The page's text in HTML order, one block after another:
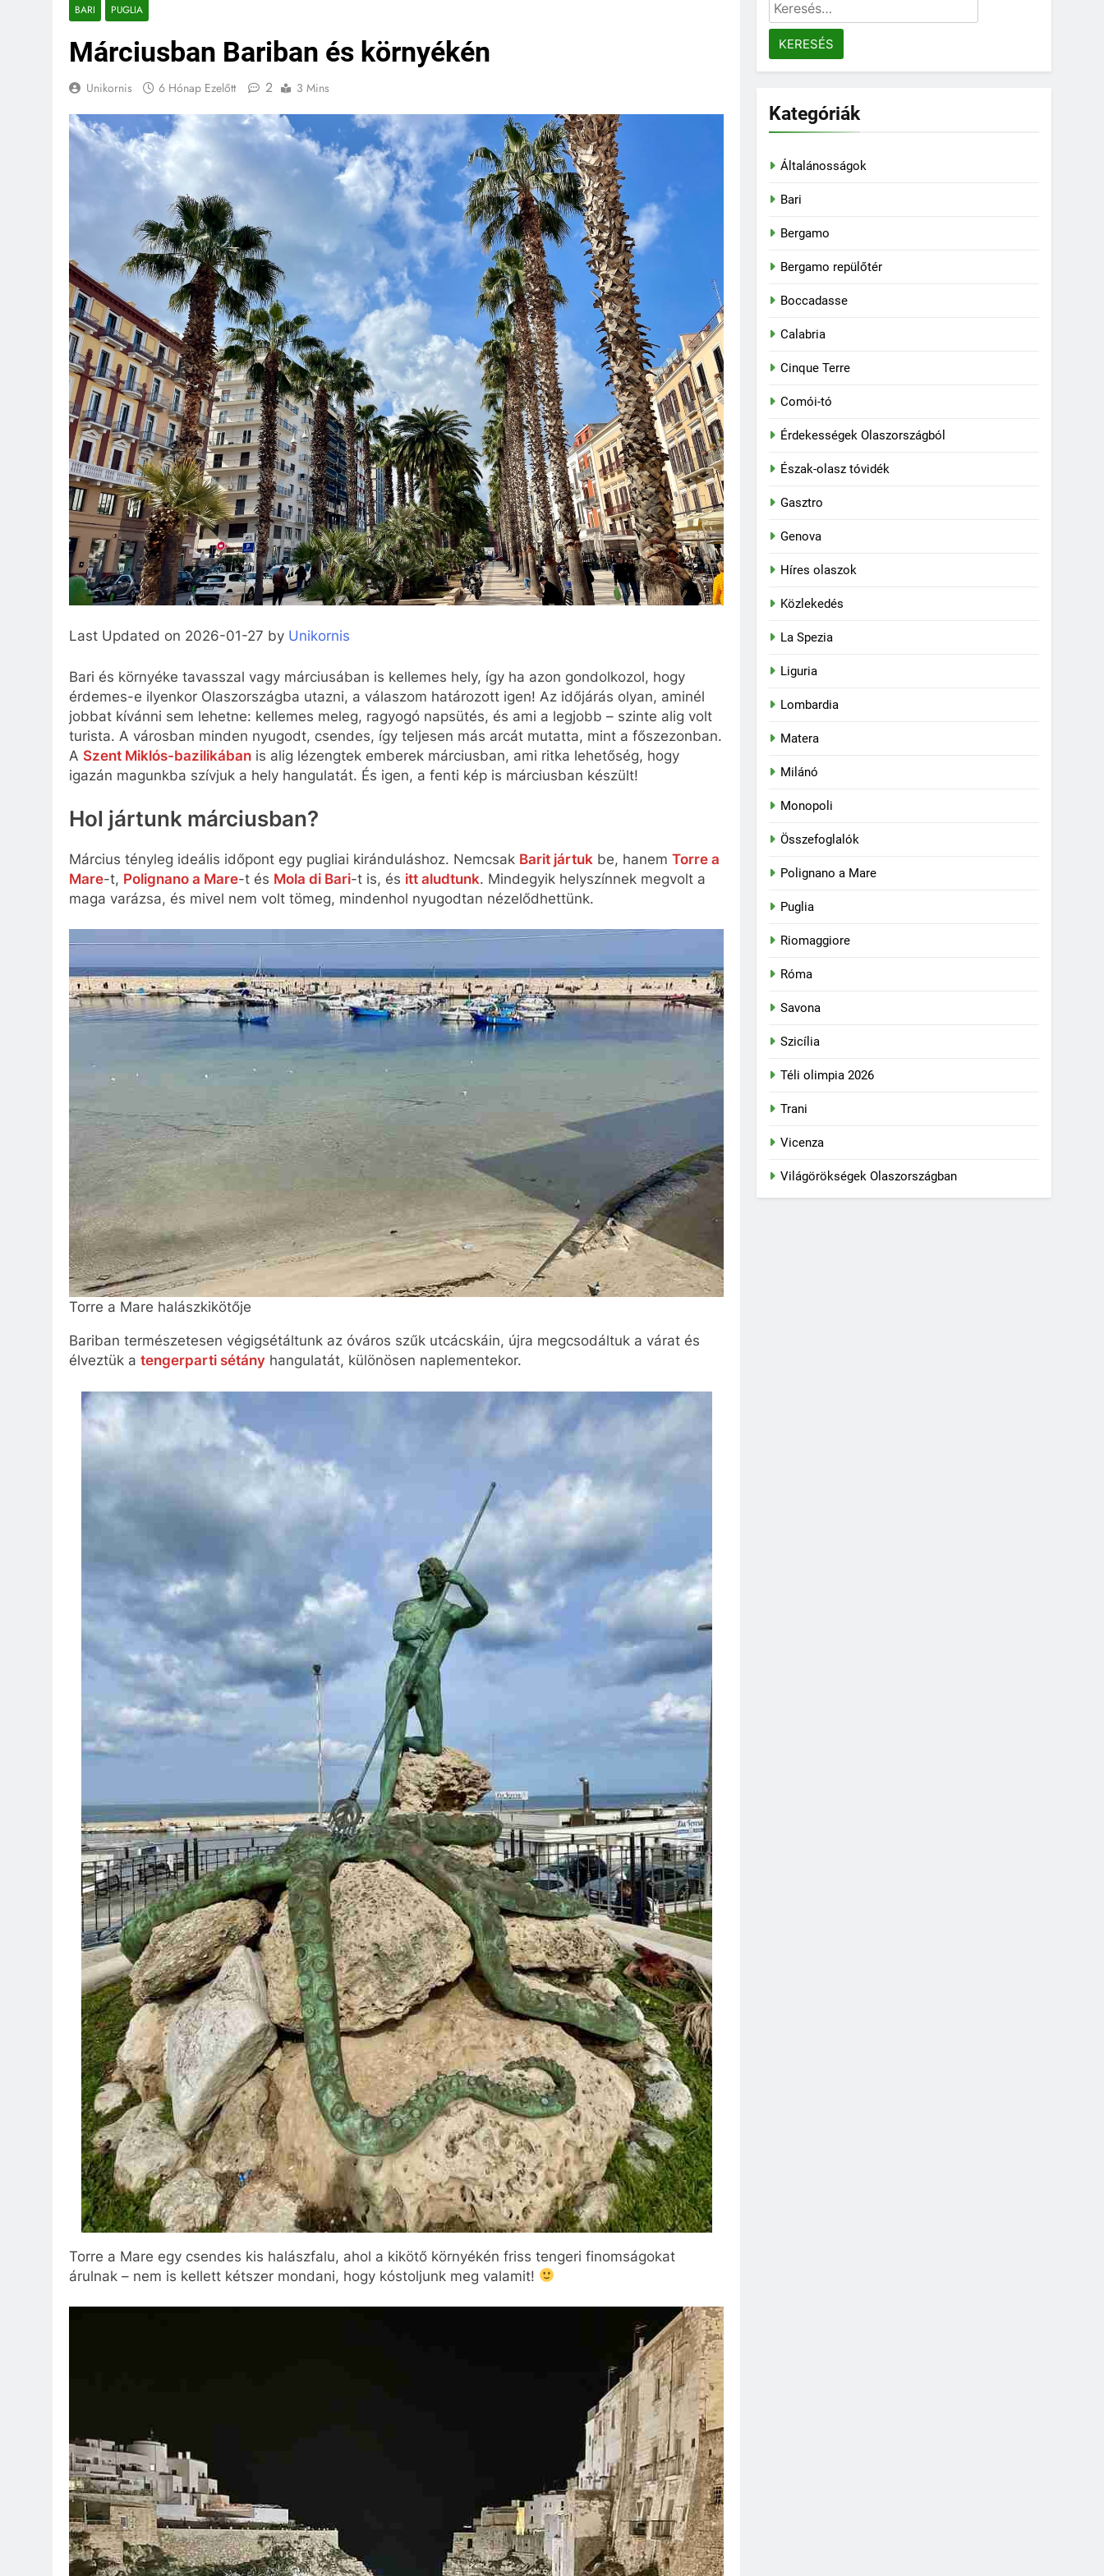
BARI PUGLIA
Márciusban Bariban és környékén
Unikornis 6 Hónap Ezelőtt 2 3 Mins
Last Updated on 2026-01-27 by Unikornis
Bari és környéke tavasszal vagy márciusában is kellemes hely, így ha azon gondolkozol, hogy
érdemes-e ilyenkor Olaszországba utazni, a válaszom határozott igen! Az időjárás olyan, aminél
jobbat kívánni sem lehetne: kellemes meleg, ragyogó napsütés, és ami a legjobb – szinte alig volt
turista. A városban minden nyugodt, csendes, így teljesen más arcát mutatta, mint a főszezonban.
A Szent Miklós-bazilikában is alig lézengtek emberek márciusban, ami ritka lehetőség, hogy
igazán magunkba szívjuk a hely hangulatát. És igen, a fenti kép is márciusban készült!
Hol jártunk márciusban?
Március tényleg ideális időpont egy pugliai kiránduláshoz. Nemcsak Barit jártuk be, hanem Torre a
Mare-t, Polignano a Mare-t és Mola di Bari-t is, és itt aludtunk. Mindegyik helyszínnek megvolt a
maga varázsa, és mivel nem volt tömeg, mindenhol nyugodtan nézelődhettünk.
Torre a Mare halászkikötője
Bariban természetesen végigsétáltunk az óváros szűk utcácskáin, újra megcsodáltuk a várat és
élveztük a tengerparti sétány hangulatát, különösen naplementekor.
Torre a Mare egy csendes kis halászfalu, ahol a kikötő környékén friss tengeri finomságokat
árulnak – nem is kellett kétszer mondani, hogy kóstoljunk meg valamit!
Keresés:
Kategóriák
Általánosságok
Bari
Bergamo
Bergamo repülőtér
Boccadasse
Calabria
Cinque Terre
Comói-tó
Érdekességek Olaszországból
Észak-olasz tóvidék
Gasztro
Genova
Híres olaszok
Közlekedés
La Spezia
Liguria
Lombardia
Matera
Milánó
Monopoli
Összefoglalók
Polignano a Mare
Puglia
Riomaggiore
Róma
Savona
Szicília
Téli olimpia 2026
Trani
Vicenza
Világörökségek Olaszországban